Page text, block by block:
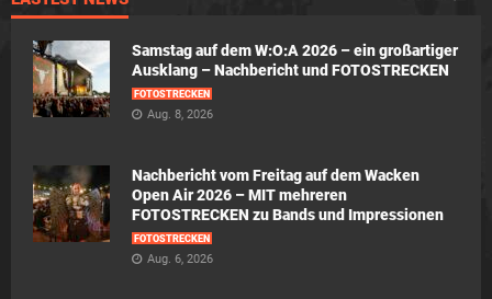
Samstag auf dem W:O:A 2026 – ein großartiger
Ausklang – Nachbericht und FOTOSTRECKEN
FOTOSTRECKEN
Aug. 8, 2026
Nachbericht vom Freitag auf dem Wacken
Open Air 2026 – MIT mehreren
FOTOSTRECKEN zu Bands und Impressionen
FOTOSTRECKEN
Aug. 6, 2026